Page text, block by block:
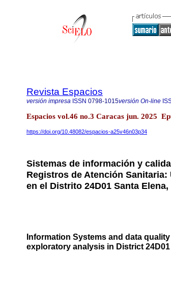
Revista Espacios
versión impresa ISSN 0798-1015versión On-line
Espacios vol.46 no.3 Caracas jun. 2025
https://doi.org/10.48082/espacios-a25v46n03p34
Sistemas de información y
Registros de Atención
en el Distrito 24D01 Santa
Information Systems and data
exploratory analysis in District